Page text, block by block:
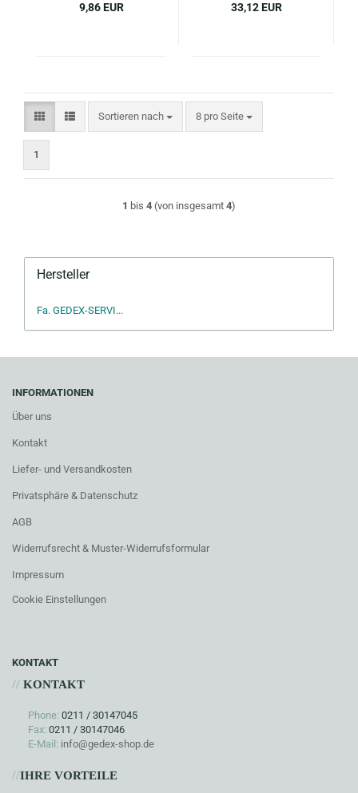
9,86 EUR 33,12 EUR
Sortieren nach
Sortieren nach 8 pro Seite
pro Seite
1
1 bis 4 (von insgesamt 4)
Hersteller
Fa. GEDEX-SERVI...
INFORMATIONEN
Über uns
Kontakt
Liefer- und Versandkosten
Privatsphäre & Datenschutz
AGB
Widerrufsrecht & Muster-Widerrufsformular
Impressum
Cookie Einstellungen
KONTAKT
// KONTAKT
Phone: 0211 / 30147045
Fax: 0211 / 30147046
E-Mail: info@gedex-shop.de
//IHRE VORTEILE